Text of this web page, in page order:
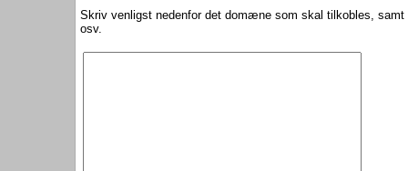
Skriv venligst nedenfor det domæne som skal tilkobles, samt
osv.